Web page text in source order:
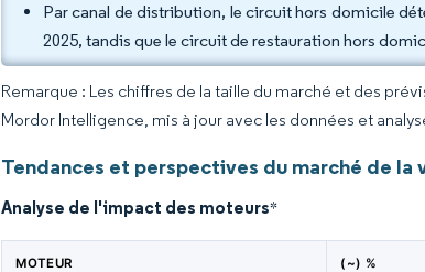
Par canal de distribution, le circuit hors domicile
2025, tandis que le circuit de restauration hors
Remarque : Les chiffres de la taille du marché et des
Mordor Intelligence, mis à jour avec les données et
Tendances et perspectives du marché de la
Analyse de l'impact des moteurs*
MOTEUR
(~) %